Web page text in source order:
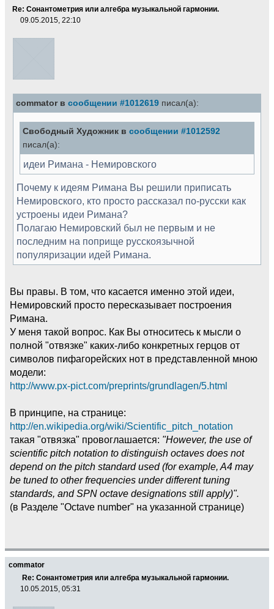
Re: Сонантометрия или алгебра музыкальной гармонии.
09.05.2015, 22:10
commator в сообщении #1012619 писал(а):
Свободный Художник в сообщении #1012592
писал(а):
идеи Римана - Немировского
Почему к идеям Римана Вы решили приписать
Немировского, кто просто рассказал по-русски как
устроены идеи Римана?
Полагаю Немировский был не первым и не
последним на поприще русскоязычной
популяризации идей Римана.
Вы правы. В том, что касается именно этой идеи,
Немировский просто пересказывает построения
Римана.
У меня такой вопрос. Как Вы относитесь к мысли о
полной "отвязке" каких-либо конкретных герцов от
символов пифагорейских нот в представленной мною
модели:
http://www.px-pict.com/preprints/grundlagen/5.html
В принципе, на странице:
http://en.wikipedia.org/wiki/Scientific_pitch_notation
такая "отвязка" провоглашается: "However, the use of
scientific pitch notation to distinguish octaves does not
depend on the pitch standard used (for example, A4 may
be tuned to other frequencies under different tuning
standards, and SPN octave designations still apply)".
(в Разделе "Octave number" на указанной странице)
commator
Re: Сонантометрия или алгебра музыкальной гармонии.
10.05.2015, 05:31